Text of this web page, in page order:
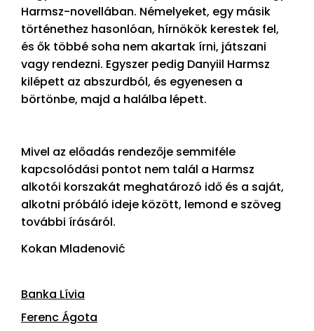
Harmsz-novellában. Némelyeket, egy másik
történethez hasonlóan, hírnökök kerestek fel,
és ők többé soha nem akartak írni, játszani
vagy rendezni. Egyszer pedig Danyiil Harmsz
kilépett az abszurdból, és egyenesen a
börtönbe, majd a halálba lépett.
Mivel az előadás rendezője semmiféle
kapcsolódási pontot nem talál a Harmsz
alkotói korszakát meghatározó idő és a saját,
alkotni próbáló ideje között, lemond e szöveg
további írásáról.
Kokan Mladenović
Banka Lívia
Ferenc Ágota